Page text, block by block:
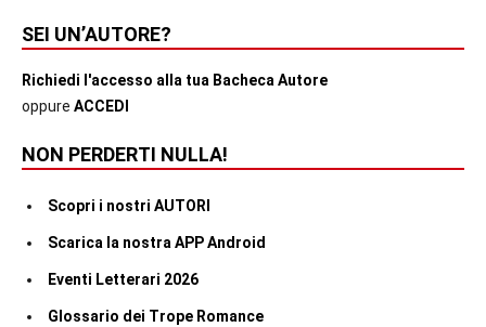
SEI UN’AUTORE?
Richiedi l'accesso alla tua Bacheca Autore
oppure ACCEDI
NON PERDERTI NULLA!
Scopri i nostri AUTORI
Scarica la nostra APP Android
Eventi Letterari 2026
Glossario dei Trope Romance